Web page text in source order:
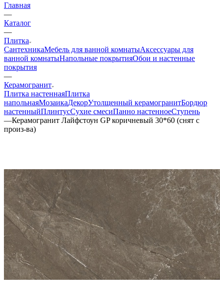
Главная
—
Каталог
—
Плитка
СантехникаМебель для ванной комнатыАксессуары для
ванной комнатыНапольные покрытияОбои и настенные
покрытия
—
Керамогранит
Плитка настеннаяПлитка
напольнаяМозаикаДекорУтолщенный керамогранитБордюр
настенныйПлинтусСухие смесиПанно настенноеСтупень
—Керамогранит Лайфстоун GP коричневый 30*60 (снят с
произ-ва)